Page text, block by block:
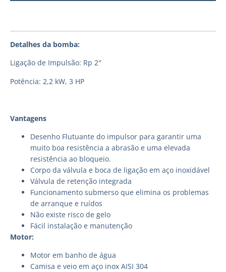
Detalhes da bomba:
Ligação de Impulsão: Rp 2″
Potência: 2,2 kW, 3 HP
Vantagens
Desenho Flutuante do impulsor para garantir uma
muito boa resistência a abrasão e uma elevada
resistência ao bloqueio.
Corpo da válvula e boca de ligação em aço inoxidável
Válvula de retenção integrada
Funcionamento submerso que elimina os problemas
de arranque e ruídos
Não existe risco de gelo
Fácil instalação e manutenção
Motor:
Motor em banho de água
Camisa e veio em aço inox AISI 304